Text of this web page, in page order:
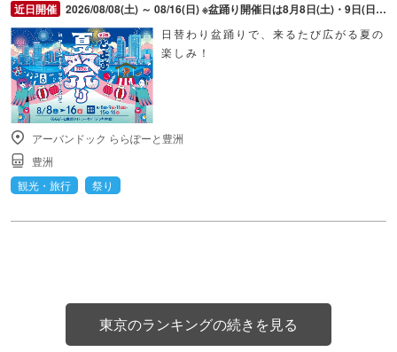
2026/08/08(土) ～ 08/16(日) ※盆踊り開催日は8月8日(土)・9日(日)・11日(火・祝)・15日(土)・16日(日)のみ。 ※縁日およびキッチンカーについては期間中の全日程営業予定。 ※開催コンテンツは日によって異なります。
日替わり盆踊りで、来るたび広がる夏の
楽しみ！
アーバンドック ららぽーと豊洲
豊洲
観光・旅行
祭り
東京のランキングの続きを見る